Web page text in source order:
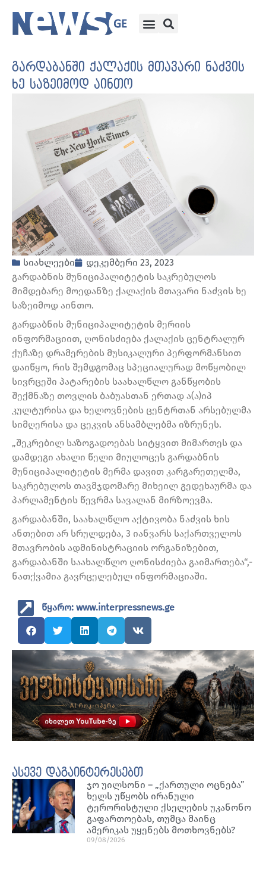
გარდაბანში ქალაქის მთავარი ნაძვის
ხე საზეიმოდ აინთო
სიახლეები
დეკემბერი 23, 2023
გარდაბნის მუნიციპალიტეტის საკრებულოს
მიმდებარე მოედანზე ქალაქის მთავარი ნაძვის ხე
საზეიმოდ აინთო.
გარდაბნის მუნიციპალიტეტის მერიის
ინფორმაციით, ღონისძიება ქალაქის ცენტრალურ
ქუჩაზე დრამერების მუსიკალური პერფორმანსით
დაიწყო, რის შემდგომაც სპეციალურად მოწყობილ
სივრცეში პატარების საახალწლო განწყობის
შექმნაზე თოვლის ბაბუასთან ერთად ა(ა)იპ
კულტურისა და ხელოვნების ცენტრთან არსებულმა
სიმღერისა და ცეკვის ანსამბლებმა იზრუნეს.
„შეკრებილ საზოგადოებას სიტყვით მიმართეს და
დამდეგი ახალი წელი მიულოცეს გარდაბნის
მუნიციპალიტეტის მერმა დავით კარგარეთელმა,
საკრებულოს თავმჯდომარე მიხეილ გედეხაურმა და
პარლამენტის წევრმა სავალან მირზოევმა.
გარდაბანში, საახალწლო აქტივობა ნაძვის ხის
ანთებით არ სრულდება, 3 იანვარს საქართველოს
მთავრობის ადმინისტრაციის ორგანიზებით,
გარდაბანში საახალწლო ღონისძიება გაიმართება“,-
ნათქვამია გავრცელებულ ინფორმაციაში.
წყარო: www.interpressnews.ge
ასევე დაგაინტერესებთ
ჯო უილსონი – „ქართული ოცნება”
ხელს უწყობს ირანული
ტერორისტული ქსელების უკანონო
გაფართოებას, თუმცა მაინც
ამერიკას უყენებს მოთხოვნებს?
09/08/2026